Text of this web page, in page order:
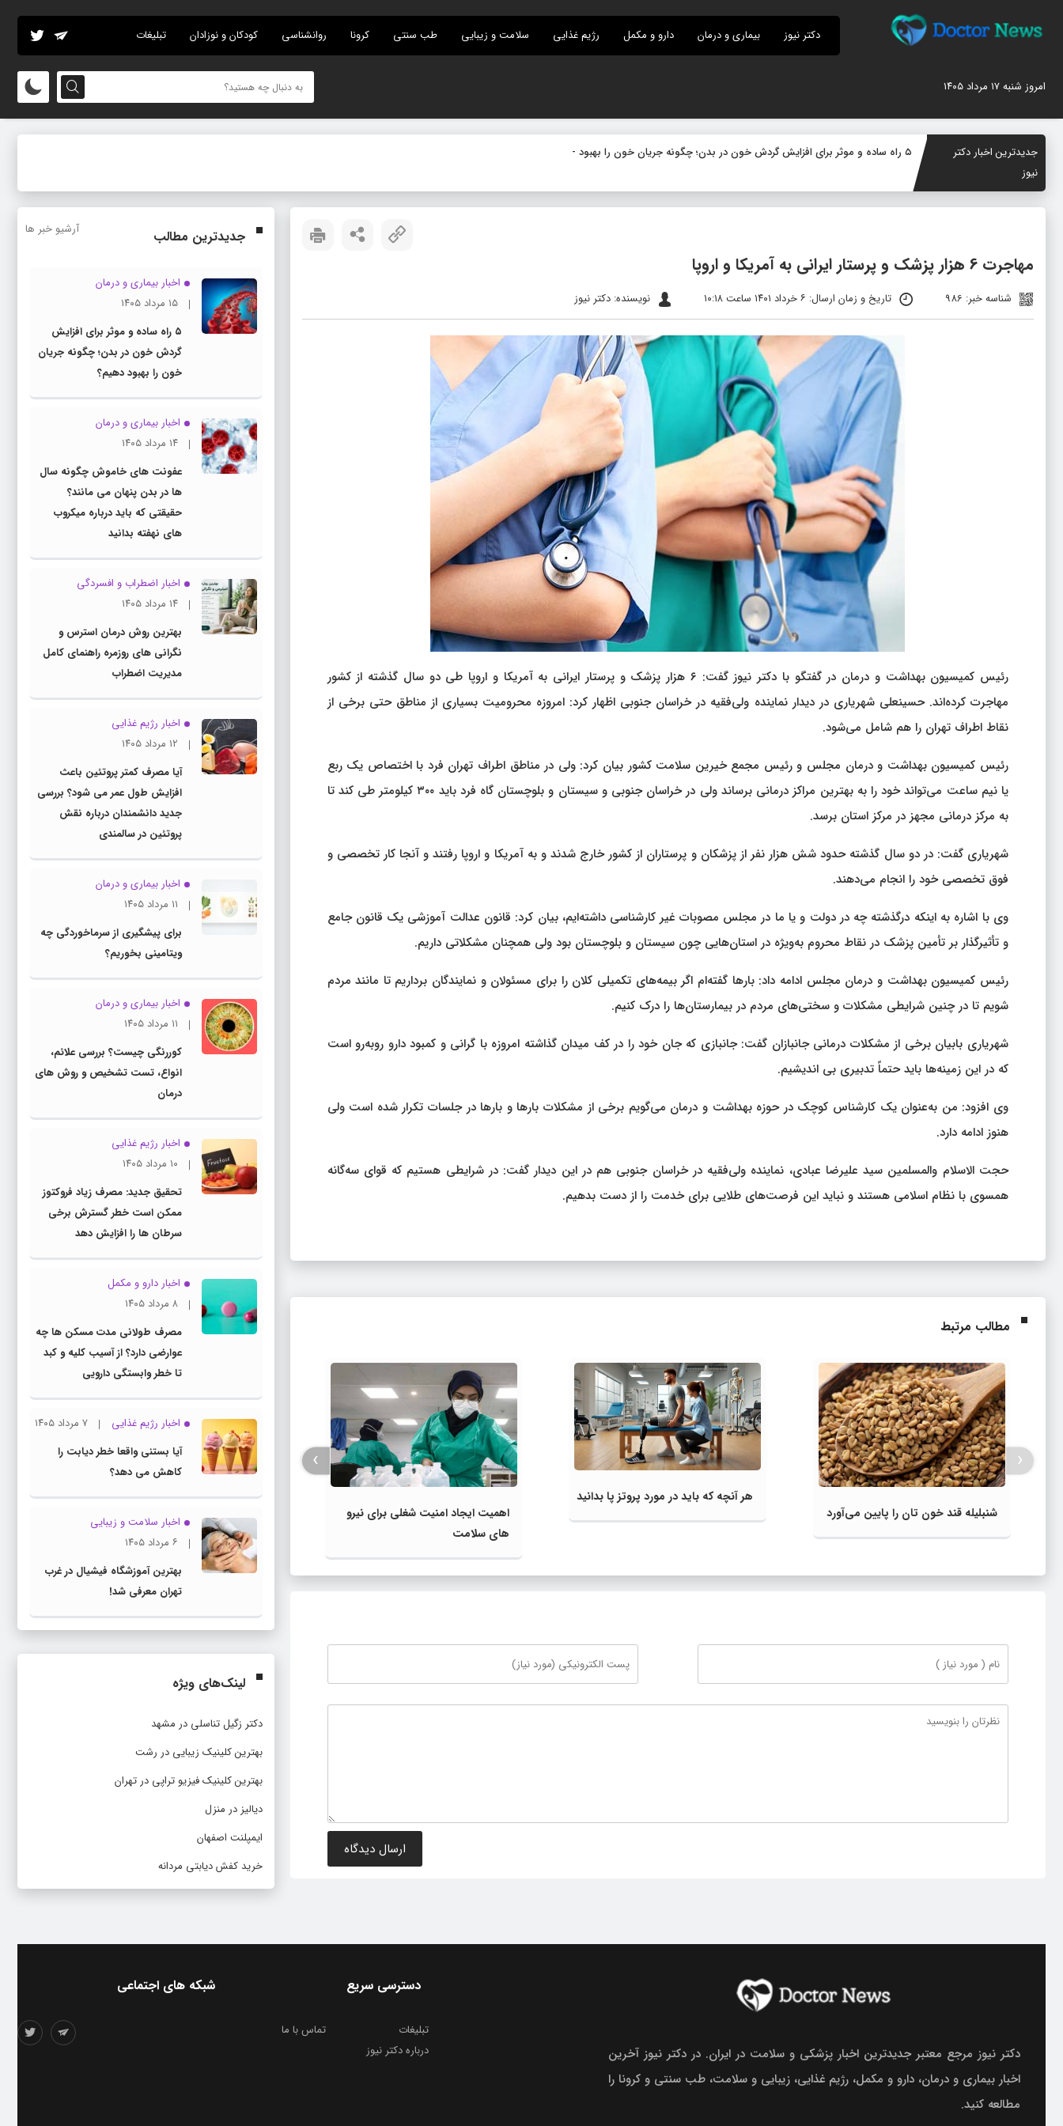
دکتر نیوز بیماری و درمان دارو و مکمل رژیم غذایی سلامت و زیبایی طب سنتی کرونا روانشناسی کودکان و نوزادان تبلیغات
امروز شنبه ۱۷ مرداد ۱۴۰۵
جدیدترین اخبار دکتر
نیوز
۵ راه ساده و موثر برای افزایش گردش خون در بدن؛ چگونه جریان خون را بهبود دهیم؟
مهاجرت 6 هزار پزشک و پرستار ایرانی به آمریکا و اروپا
شناسه خبر: 986 تاریخ و زمان ارسال: ۶ خرداد ۱۴۰۱ ساعت ۱۰:۱۸ نویسنده: دکتر نیوز
رئیس کمیسیون بهداشت و درمان در گفتگو با دکتر نیوز گفت: ۶ هزار پزشک و پرستار ایرانی به آمریکا و اروپا طی دو سال گذشته از کشور
مهاجرت کرده‌اند. حسینعلی شهریاری در دیدار نماینده ولی‌فقیه در خراسان جنوبی اظهار کرد: امروزه محرومیت بسیاری از مناطق حتی برخی از
نقاط اطراف تهران را هم شامل می‌شود.
رئیس کمیسیون بهداشت و درمان مجلس و رئیس مجمع خیرین سلامت کشور بیان کرد: ولی در مناطق اطراف تهران فرد با اختصاص یک ربع
یا نیم ساعت می‌تواند خود را به بهترین مراکز درمانی برساند ولی در خراسان جنوبی و سیستان و بلوچستان گاه فرد باید ۳۰۰ کیلومتر طی کند تا
به مرکز درمانی مجهز در مرکز استان برسد.
شهریاری گفت: در دو سال گذشته حدود شش هزار نفر از پزشکان و پرستاران از کشور خارج شدند و به آمریکا و اروپا رفتند و آنجا کار تخصصی و
فوق تخصصی خود را انجام می‌دهند.
وی با اشاره به اینکه درگذشته چه در دولت و یا ما در مجلس مصوبات غیر کارشناسی داشته‌ایم، بیان کرد: قانون عدالت آموزشی یک قانون جامع
و تأثیرگذار بر تأمین پزشک در نقاط محروم به‌ویژه در استان‌هایی چون سیستان و بلوچستان بود ولی همچنان مشکلاتی داریم.
رئیس کمیسیون بهداشت و درمان مجلس ادامه داد: بارها گفته‌ام اگر بیمه‌های تکمیلی کلان را برای مسئولان و نمایندگان برداریم تا مانند مردم
شویم تا در چنین شرایطی مشکلات و سختی‌های مردم در بیمارستان‌ها را درک کنیم.
شهریاری بابیان برخی از مشکلات درمانی جانبازان گفت: جانبازی که جان خود را در کف میدان گذاشته امروزه با گرانی و کمبود دارو روبه‌رو است
که در این زمینه‌ها باید حتماً تدبیری بی اندیشیم.
وی افزود: من به‌عنوان یک کارشناس کوچک در حوزه بهداشت و درمان می‌گویم برخی از مشکلات بارها و بارها در جلسات تکرار شده است ولی
هنوز ادامه دارد.
حجت الاسلام والمسلمین سید علیرضا عبادی، نماینده ولی‌فقیه در خراسان جنوبی هم در این دیدار گفت: در شرایطی هستیم که قوای سه‌گانه
همسوی با نظام اسلامی هستند و نباید این فرصت‌های طلایی برای خدمت را از دست بدهیم.
مطالب مرتبط
شنبلیله قند خون‌ تان را پایین می‌آورد
هر آنچه که باید در مورد پروتز پا بدانید
اهمیت ایجاد امنیت شغلی برای نیرو
های سلامت
معرفی بهترین دستگاه تصفیه آب
خانگی برای سلامت خانواده
‹
›
جدیدترین مطالب آرشیو خبر ها
اخبار بیماری و درمان
۱۵ مرداد ۱۴۰۵
۵ راه ساده و موثر برای افزایش
گردش خون در بدن؛ چگونه جریان
خون را بهبود دهیم؟
اخبار بیماری و درمان
۱۴ مرداد ۱۴۰۵
عفونت های خاموش چگونه سال
ها در بدن پنهان می مانند؟
حقیقتی که باید درباره میکروب
های نهفته بدانید
اخبار اضطراب و افسردگی
۱۴ مرداد ۱۴۰۵
بهترین روش درمان استرس و
نگرانی های روزمره راهنمای کامل
مدیریت اضطراب
اخبار رژیم غذایی
۱۲ مرداد ۱۴۰۵
آیا مصرف کمتر پروتئین باعث
افزایش طول عمر می شود؟ بررسی
جدید دانشمندان درباره نقش
پروتئین در سالمندی
اخبار بیماری و درمان
۱۱ مرداد ۱۴۰۵
برای پیشگیری از سرماخوردگی چه
ویتامینی بخوریم؟
اخبار بیماری و درمان
۱۱ مرداد ۱۴۰۵
کوررنگی چیست؟ بررسی علائم،
انواع، تست تشخیص و روش های
درمان
اخبار رژیم غذایی
۱۰ مرداد ۱۴۰۵
تحقیق جدید: مصرف زیاد فروکتوز
ممکن است خطر گسترش برخی
سرطان ها را افزایش دهد
اخبار دارو و مکمل
۸ مرداد ۱۴۰۵
مصرف طولانی مدت مسکن ها چه
عوارضی دارد؟ از آسیب کلیه و کبد
تا خطر وابستگی دارویی
اخبار رژیم غذایی
۷ مرداد ۱۴۰۵
آیا بستنی واقعا خطر دیابت را
کاهش می دهد؟
اخبار سلامت و زیبایی
۶ مرداد ۱۴۰۵
بهترین آموزشگاه فیشیال در غرب
تهران معرفی شد!
لینک‌های ویژه
دکتر زگیل تناسلی در مشهد
بهترین کلینیک زیبایی در رشت
بهترین کلینیک فیزیو تراپی در تهران
دیالیز در منزل
ایمپلنت اصفهان
خرید کفش دیابتی مردانه
دکتر نیوز مرجع معتبر جدیدترین اخبار پزشکی و سلامت در ایران. در دکتر نیوز آخرین
اخبار بیماری و درمان، دارو و مکمل، رژیم غذایی، زیبایی و سلامت، طب سنتی و کرونا را
مطالعه کنید.
شبکه های اجتماعی دسترسی سریع
تبلیغات
تماس با ما
درباره دکتر نیوز